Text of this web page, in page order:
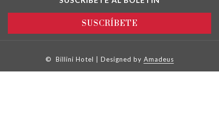
SUSCRÍBETE
© Billini Hotel | Designed by Amadeus